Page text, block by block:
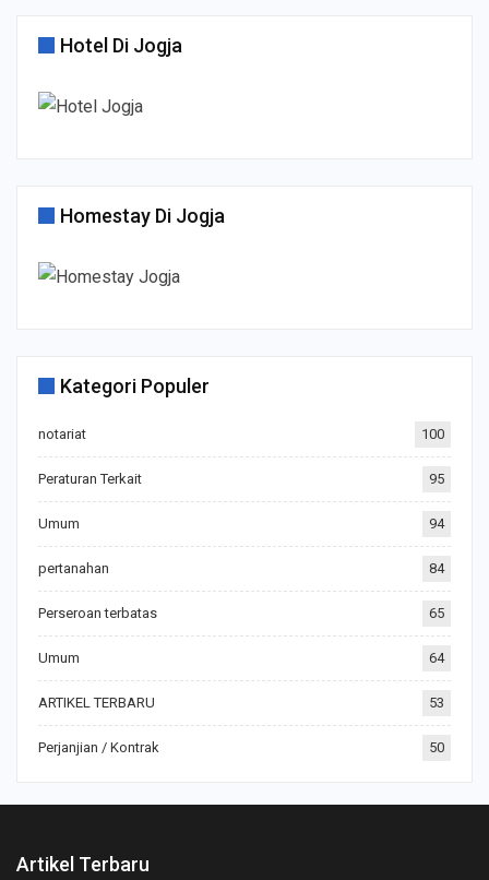
Hotel Di Jogja
Homestay Di Jogja
Kategori Populer
notariat 100
Peraturan Terkait 95
Umum 94
pertanahan 84
Perseroan terbatas 65
Umum 64
ARTIKEL TERBARU 53
Perjanjian / Kontrak 50
Artikel Terbaru